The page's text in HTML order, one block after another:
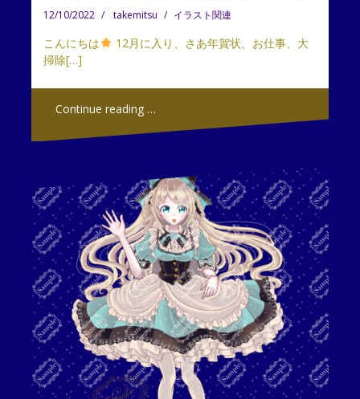
12/10/2022 takemitsu イラスト関連
こんにちは
12月に入り、さあ年賀状、お仕事、大
掃除[…]
Continue reading …